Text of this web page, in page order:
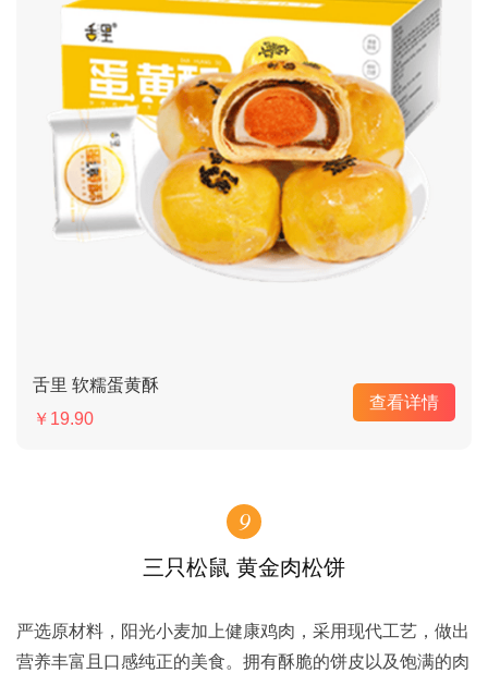
舌里 软糯蛋黄酥
￥19.90
查看详情
9
三只松鼠 黄金肉松饼
严选原材料，阳光小麦加上健康鸡肉，采用现代工艺，做出
营养丰富且口感纯正的美食。拥有酥脆的饼皮以及饱满的肉